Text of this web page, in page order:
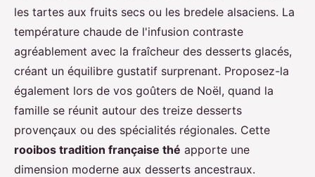
les tartes aux fruits secs ou les bredele alsaciens. La
température chaude de l'infusion contraste
agréablement avec la fraîcheur des desserts glacés,
créant un équilibre gustatif surprenant. Proposez-la
également lors de vos goûters de Noël, quand la
famille se réunit autour des treize desserts
provençaux ou des spécialités régionales. Cette
rooibos tradition française thé apporte une
dimension moderne aux desserts ancestraux.